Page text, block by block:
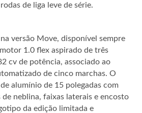
de liga leve de série.
versão Move, disponível sempre
1.0 flex aspirado de três
cv de potência, associado ao
de cinco marchas. O
alumínio de 15 polegadas com
neblina, faixas laterais e encosto
da edição limitada e